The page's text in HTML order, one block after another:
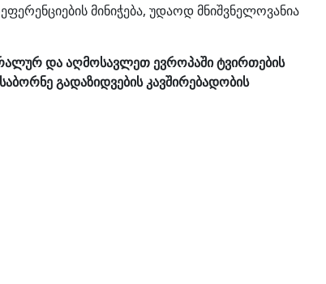
მინიჭება, უდაოდ მნიშვნელოვანია
დააღმოსავლეთევროპაშიტვირთების
საბორნეგადაზიდვების კავშირებადობის